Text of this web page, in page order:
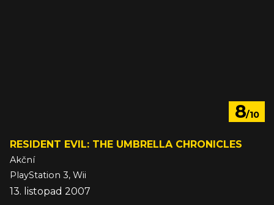
8/10
RESIDENT EVIL: THE UMBRELLA CHRONICLES
Akční
PlayStation 3, Wii
13. listopad 2007